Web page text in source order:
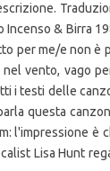
Incenso & Birra
per me/e non è
vento, vago
i testi delle
questa
l'impressione è
Lisa Hunt